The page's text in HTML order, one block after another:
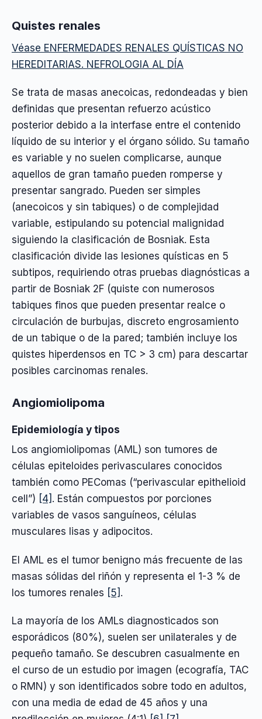
Quistes renales
Véase ENFERMEDADES RENALES QUÍSTICAS NO
HEREDITARIAS. NEFROLOGIA AL DÍA
Se trata de masas anecoicas, redondeadas y bien
definidas que presentan refuerzo acústico
posterior debido a la interfase entre el contenido
líquido de su interior y el órgano sólido. Su tamaño
es variable y no suelen complicarse, aunque
aquellos de gran tamaño pueden romperse y
presentar sangrado. Pueden ser simples
(anecoicos y sin tabiques) o de complejidad
variable, estipulando su potencial malignidad
siguiendo la clasificación de Bosniak. Esta
clasificación divide las lesiones quísticas en 5
subtipos, requiriendo otras pruebas diagnósticas a
partir de Bosniak 2F (quiste con numerosos
tabiques finos que pueden presentar realce o
circulación de burbujas, discreto engrosamiento
de un tabique o de la pared; también incluye los
quistes hiperdensos en TC > 3 cm) para descartar
posibles carcinomas renales.
Angiomiolipoma
Epidemiología y tipos
Los angiomiolipomas (AML) son tumores de
células epiteloides perivasculares conocidos
también como PEComas (“perivascular epithelioid
cell”) [4] . Están compuestos por porciones
variables de vasos sanguíneos, células
musculares lisas y adipocitos.
El AML es el tumor benigno más frecuente de las
masas sólidas del riñón y representa el 1-3 % de
los tumores renales [5] .
La mayoría de los AMLs diagnosticados son
esporádicos (80%), suelen ser unilaterales y de
pequeño tamaño. Se descubren casualmente en
el curso de un estudio por imagen (ecografía, TAC
o RMN) y son identificados sobre todo en adultos,
con una media de edad de 45 años y una